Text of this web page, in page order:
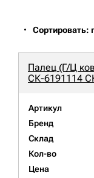
Сортировать:
Палец (Г/Ц
СК-6191114
Артикул
Бренд
Склад
Кол-во
Цена